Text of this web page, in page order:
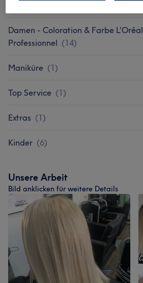
Damen - Coloration & Farbe L'Oréal
Professionnel (14)
Maniküre (1)
Top Service (1)
Extras (1)
Kinder (6)
Unsere Arbeit
Bild anklicken für weitere Details